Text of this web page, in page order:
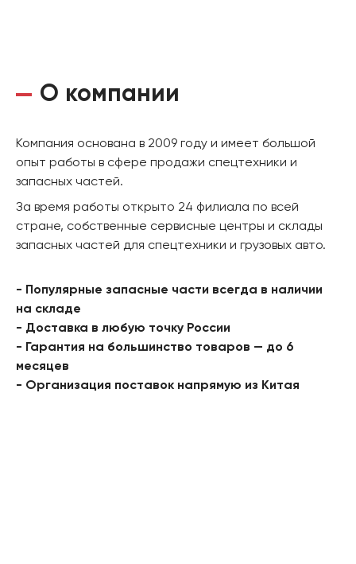
О компании
Компания основана в 2009 году и имеет большой
опыт работы в сфере продажи спецтехники и
запасных частей.
За время работы открыто 24 филиала по всей
стране, собственные сервисные центры и склады
запасных частей для спецтехники и грузовых авто.
- Популярные запасные части всегда в наличии
на складе
- Доставка в любую точку России
- Гарантия на большинство товаров — до 6
месяцев
- Организация поставок напрямую из Китая